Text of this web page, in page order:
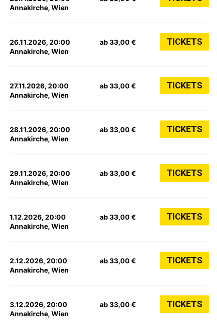
Annakirche, Wien
26.11.2026, 20:00
Annakirche, Wien
ab 33,00 € TICKETS
27.11.2026, 20:00
Annakirche, Wien
ab 33,00 € TICKETS
28.11.2026, 20:00
Annakirche, Wien
ab 33,00 € TICKETS
29.11.2026, 20:00
Annakirche, Wien
ab 33,00 € TICKETS
1.12.2026, 20:00
Annakirche, Wien
ab 33,00 € TICKETS
2.12.2026, 20:00
Annakirche, Wien
ab 33,00 € TICKETS
3.12.2026, 20:00
Annakirche, Wien
ab 33,00 € TICKETS